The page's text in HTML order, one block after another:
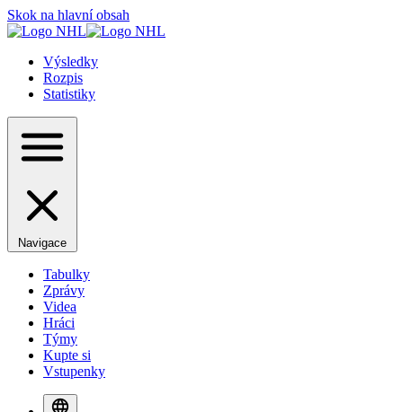
Skok na hlavní obsah
Výsledky
Rozpis
Statistiky
Navigace
Tabulky
Zprávy
Videa
Hráci
Týmy
Kupte si
Vstupenky